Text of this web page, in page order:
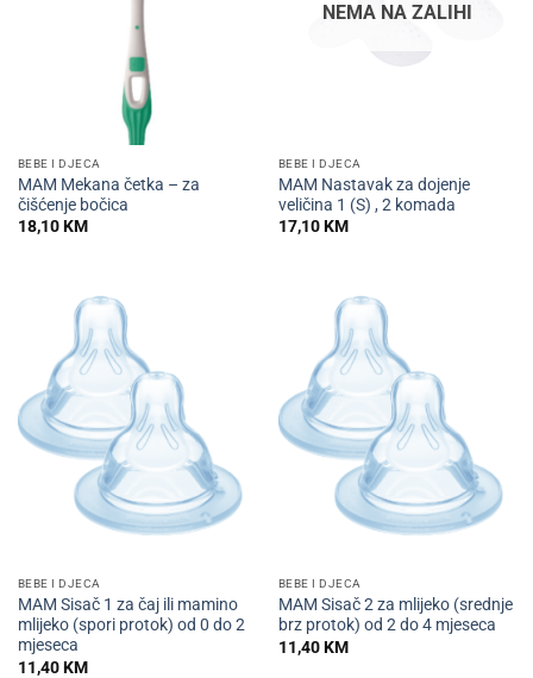
BEBE I DJECA
MAM Mekana četka – za
čišćenje bočica
18,10KM
NEMA NA ZALIHI
BEBE I DJECA
MAM Nastavak za dojenje
veličina 1 (S) , 2 komada
17,10KM
BEBE I DJECA
MAM Sisač 1 za čaj ili mamino
mlijeko (spori protok) od 0 do 2
mjeseca
11,40KM
BEBE I DJECA
MAM Sisač 2 za mlijeko (srednje
brz protok) od 2 do 4 mjeseca
11,40KM